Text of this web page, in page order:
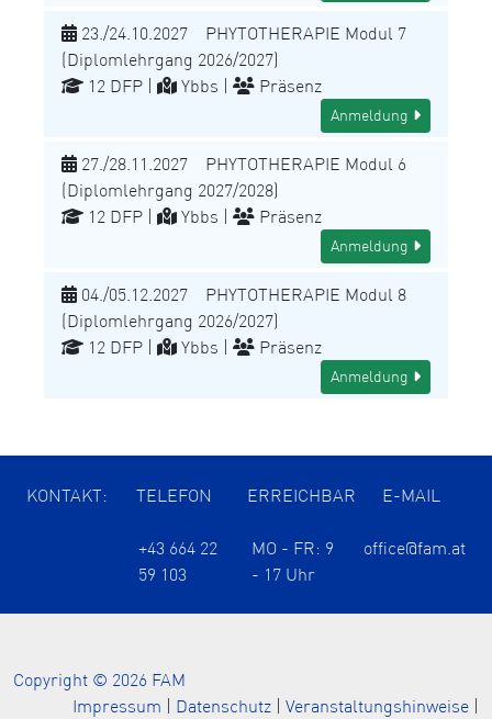
23./24.10.2027 PHYTOTHERAPIE Modul 7
(Diplomlehrgang 2026/2027)
12 DFP |
Ybbs | Präsenz
Anmeldung
27./28.11.2027 PHYTOTHERAPIE Modul 6
(Diplomlehrgang 2027/2028)
12 DFP |
Ybbs | Präsenz
Anmeldung
04./05.12.2027 PHYTOTHERAPIE Modul 8
(Diplomlehrgang 2026/2027)
12 DFP |
Ybbs | Präsenz
Anmeldung
KONTAKT: TELEFON ERREICHBAR E-MAIL
+43 664 22
59 103
MO - FR: 9
- 17 Uhr
office@fam.at
Copyright © 2026 FAM
Impressum | Datenschutz | Veranstaltungshinweise |